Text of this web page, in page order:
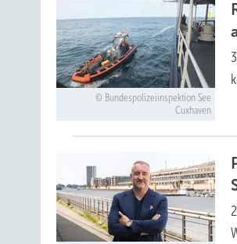
Bundespolizeiinspektion See
Cuxhaven